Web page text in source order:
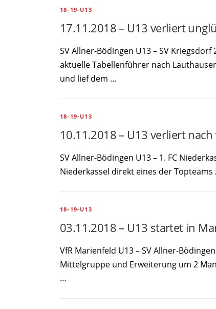
18-19-U13
17.11.2018 – U13 verliert
SV Allner-Bödingen U13 – SV
aktuelle Tabellenführer nach
und lief dem …
18-19-U13
10.11.2018 – U13 verliert
SV Allner-Bödingen U13 – 1. FC
Niederkassel direkt eines der
18-19-U13
03.11.2018 – U13 startet in
VfR Marienfeld U13 – SV Allner-
Mittelgruppe und Erweiterung um 2
…